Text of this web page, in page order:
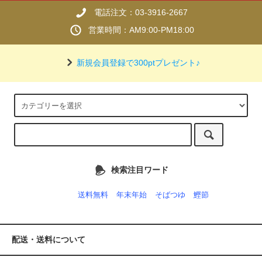
電話注文：03-3916-2667
営業時間：AM9:00-PM18:00
新規会員登録で300ptプレゼント♪
検索注目ワード
送料無料 年末年始 そばつゆ 鰹節
配送・送料について